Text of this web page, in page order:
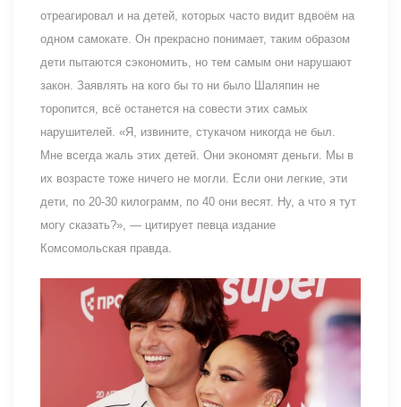
отреагировал и на детей, которых часто видит вдвоём на
одном самокате. Он прекрасно понимает, таким образом
дети пытаются сэкономить, но тем самым они нарушают
закон. Заявлять на кого бы то ни было Шаляпин не
торопится, всё останется на совести этих самых
нарушителей. «Я, извините, стукачом никогда не был.
Мне всегда жаль этих детей. Они экономят деньги. Мы в
их возрасте тоже ничего не могли. Если они легкие, эти
дети, по 20-30 килограмм, по 40 они весят. Ну, а что я тут
могу сказать?», — цитирует певца издание
Комсомольская правда.